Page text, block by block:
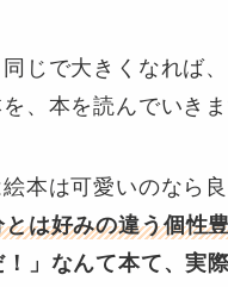
じで大きくなれば
、本を読んでいきま
本は可愛いのなら
とは好みの違う個性
！」なんて本て、実